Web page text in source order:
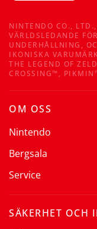
NINTENDO CO.,
VÄRLDSLEDANDE
UNDERHÅLLNING,
IKONISKA
THE LEGEND OF
CROSSING™,
OM OSS
Nintendo
Bergsala
Service
SÄKERHET OCH